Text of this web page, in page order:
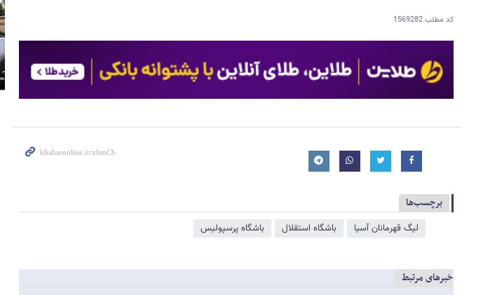
کد مطلب1569282
برچسب‌ها
لیگ قهرمانان آسیا باشگاه استقلال باشگاه پرسپولیس
خبرهای مرتبط